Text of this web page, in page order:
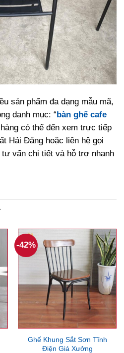
sản phẩm đa dạng mẫu mã,
danh mục: “ bàn ghế cafe
có thể đến xem trực tiếp
Hải Đăng hoặc liên hệ gọi
vấn chi tiết và hỗ trợ nhanh
-42%
Ghế Khung Sắt Sơn Tĩnh
Điện Giá Xưởng